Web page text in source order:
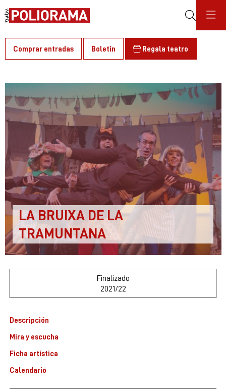
Comprar entradas Boletín Regala teatro
LA BRUIXA DE LA
TRAMUNTANA
Finalizado
2021/22
Descripción
Mira y escucha
Ficha artística
Calendario